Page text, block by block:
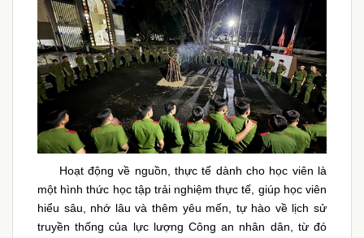
Hoạt động về nguồn, thực tế dành cho học viên là
một hình thức học tập trải nghiệm thực tế, giúp học viên
hiểu sâu, nhớ lâu và thêm yêu mến, tự hào về lịch sử
truyền thống của lực lượng Công an nhân dân, từ đó